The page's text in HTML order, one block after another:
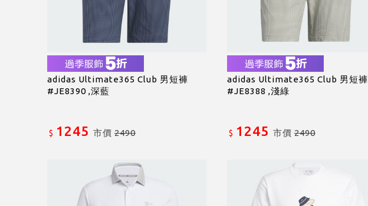
adidas Ultimate365 Club 男短褲
#JE8390 ,深藍
$ 1245 市價2490
adidas Ultimate365 Club 男短褲
#JE8388 ,淺綠
$ 1245 市價2490